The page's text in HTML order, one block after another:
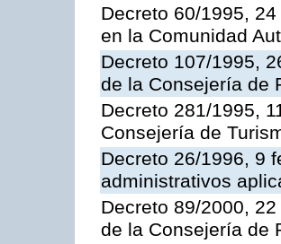
Decreto 60/1995,
en la Comunidad
Decreto 107/1995,
de la Consejería de
Decreto 281/1995,
Consejería de
Decreto 26/1996, 9
administrativos
Decreto 89/2000,
de la Consejería de